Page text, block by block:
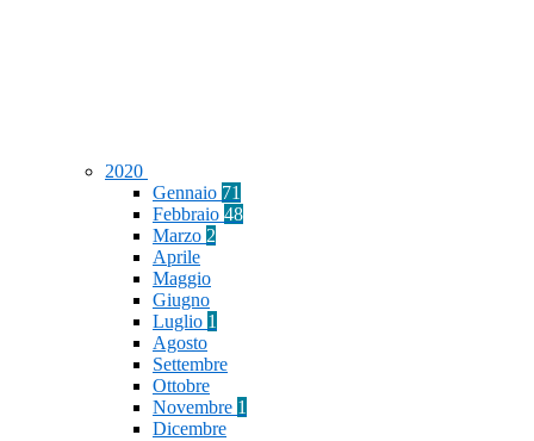
2020
Gennaio 71
Febbraio 48
Marzo 2
Aprile
Maggio
Giugno
Luglio 1
Agosto
Settembre
Ottobre
Novembre 1
Dicembre